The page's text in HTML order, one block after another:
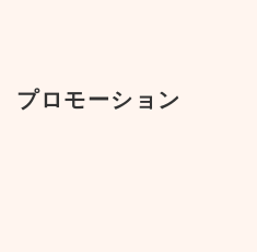
プロモーション